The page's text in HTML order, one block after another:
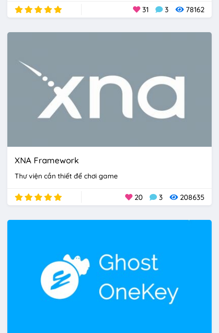
31 3 78162
XNA Framework
Thư viện cần thiết để chơi game
20 3 208635